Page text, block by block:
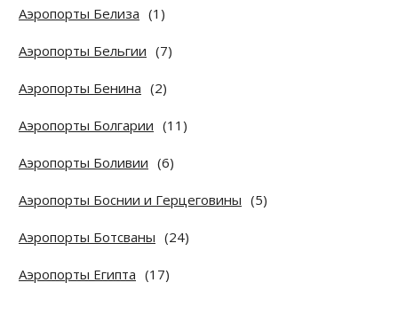
Аэропорты Белиза (1)
Аэропорты Бельгии (7)
Аэропорты Бенина (2)
Аэропорты Болгарии (11)
Аэропорты Боливии (6)
Аэропорты Боснии и Герцеговины (5)
Аэропорты Ботсваны (24)
Аэропорты Египта (17)